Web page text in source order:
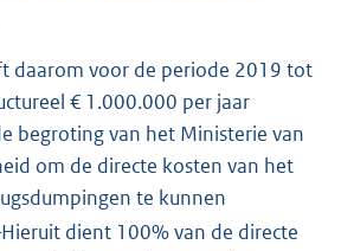
daarom voor de periode 2019 tot
€ 1.000.000 per jaar
begroting van het Ministerie van
om de directe kosten van het
te kunnen
Hieruit dient 100% van de directe